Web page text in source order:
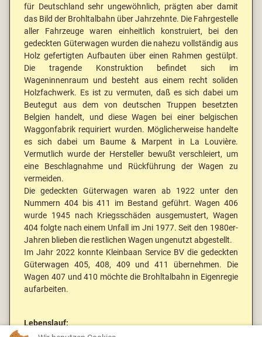
für Deutschland sehr ungewöhnlich, prägten aber damit
das Bild der Brohltalbahn über Jahrzehnte. Die Fahrgestelle
aller Fahrzeuge waren einheitlich konstruiert, bei den
gedeckten Güterwagen wurden die nahezu vollständig aus
Holz gefertigten Aufbauten über einen Rahmen gestülpt.
Die tragende Konstruktion befindet sich im
Wageninnenraum und besteht aus einem recht soliden
Holzfachwerk. Es ist zu vermuten, daß es sich dabei um
Beutegut aus dem von deutschen Truppen besetzten
Belgien handelt, und diese Wagen bei einer belgischen
Waggonfabrik requiriert wurden. Möglicherweise handelte
es sich dabei um Baume & Marpent in La Louvière.
Vermutlich wurde der Hersteller bewußt verschleiert, um
eine Beschlagnahme und Rückführung der Wagen zu
vermeiden.
Die gedeckten Güterwagen waren ab 1922 unter den
Nummern 404 bis 411 im Bestand geführt. Wagen 406
wurde 1945 nach Kriegsschäden ausgemustert, Wagen
404 folgte nach einem Unfall im Jni 1977. Seit den 1980er-
Jahren blieben die restlichen Wagen ungenutzt abgestellt.
Im Jahr 2022 konnte Kleinbaan Service BV die gedeckten
Güterwagen 405, 408, 409 und 411 übernehmen. Die
Wagen 407 und 410 möchte die Brohltalbahn in Eigenregie
aufarbeiten.
Lebenslauf: